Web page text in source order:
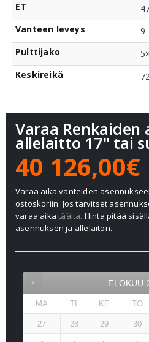
ET
Vanteen leveys
9
Pulttijako
Keskireikä
Varaa Renkaiden
allelaitto 17" tai
40 126,00€
Varaa aika vanteiden
ostoskoriin. Jos tarvitset
varaa aikatäältä. Hinta pitää
asennuksen ja allelaiton.
ELOKUU
MA TI KE TO
27 28 29 30